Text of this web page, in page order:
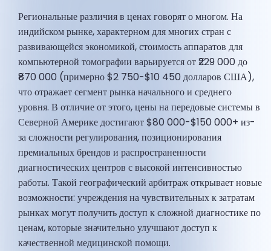
Региональные различия в ценах говорят о многом. На
индийском рынке, характерном для многих стран с
развивающейся экономикой, стоимость аппаратов для
компьютерной томографии варьируется от ₹229 000 до
₹870 000 (примерно $2 750-$10 450 долларов США),
что отражает сегмент рынка начального и среднего
уровня. В отличие от этого, цены на передовые системы в
Северной Америке достигают $80 000-$150 000+ из-
за сложности регулирования, позиционирования
премиальных брендов и распространенности
диагностических центров с высокой интенсивностью
работы. Такой географический арбитраж открывает новые
возможности: учреждения на чувствительных к затратам
рынках могут получить доступ к сложной диагностике по
ценам, которые значительно улучшают доступ к
качественной медицинской помощи.